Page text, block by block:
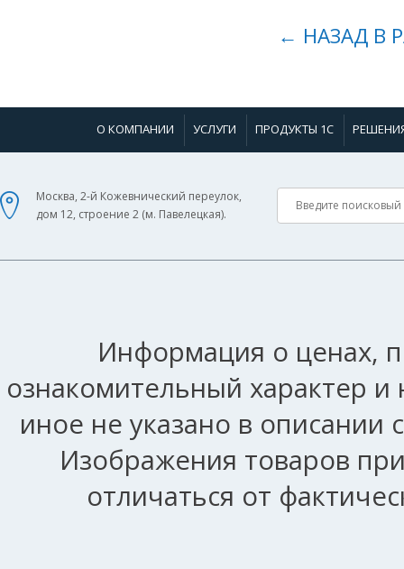
← НАЗАД В
О КОМПАНИИ УСЛУГИ ПРОДУКТЫ 1С
Москва, 2-й Кожевнический переулок,
дом 12, строение 2 (м. Павелецкая).
Информация о ценах,
ознакомительный характер
иное не указано в описании
Изображения товаров
отличаться от